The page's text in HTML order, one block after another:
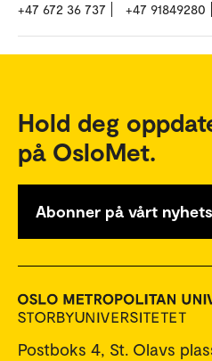
+47 672 36 737 +47 91849280
Hold deg
på OsloMet.
Abonner på vårt
Postboks 4, St. Olavs